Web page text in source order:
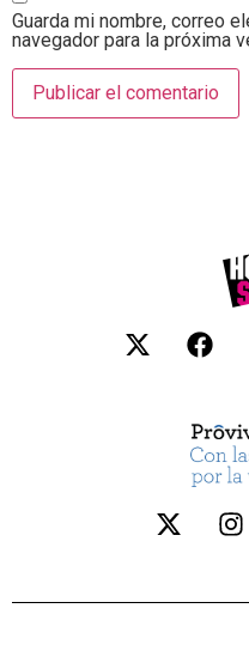
Guarda mi nombre, correo
navegador para la próxima